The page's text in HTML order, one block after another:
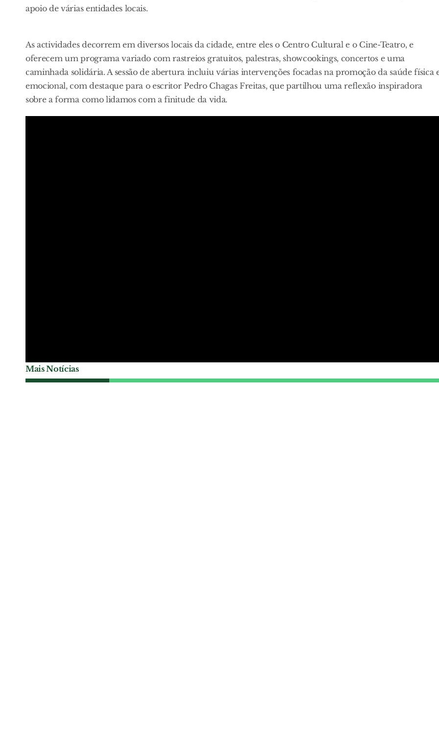
apoio de várias entidades locais.
As actividades decorrem em diversos locais da cidade, entre eles o Centro Cultural e o Cine-Teatro, e
oferecem um programa variado com rastreios gratuitos, palestras, showcookings, concertos e uma
caminhada solidária. A sessão de abertura incluiu várias intervenções focadas na promoção da saúde física
emocional, com destaque para o escritor Pedro Chagas Freitas, que partilhou uma reflexão inspiradora
sobre a forma como lidamos com a finitude da vida.
Mais Notícias